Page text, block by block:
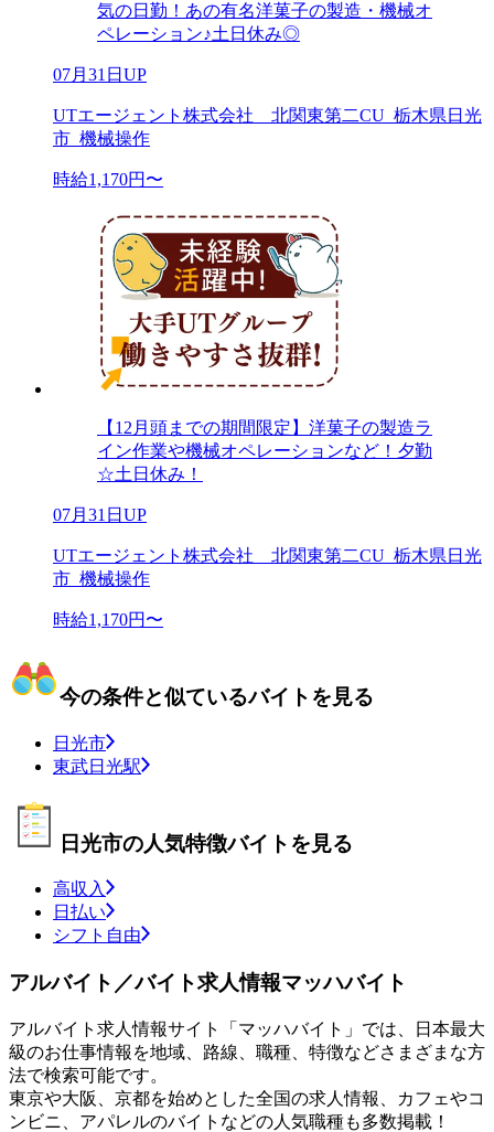
気の日勤！あの有名洋菓子の製造・機械オ
ペレーション♪土日休み◎
07月31日UP
UTエージェント株式会社 北関東第二CU_栃木県日光
市_機械操作
時給1,170円〜
【12月頭までの期間限定】洋菓子の製造ラ
イン作業や機械オペレーションなど！夕勤
☆土日休み！
07月31日UP
UTエージェント株式会社 北関東第二CU_栃木県日光
市_機械操作
時給1,170円〜
今の条件と似ているバイトを見る
日光市
東武日光駅
日光市の人気特徴バイトを見る
高収入
日払い
シフト自由
アルバイト／バイト求人情報マッハバイト
アルバイト求人情報サイト「マッハバイト」では、日本最大
級のお仕事情報を地域、路線、職種、特徴などさまざまな方
法で検索可能です。
東京や大阪、京都を始めとした全国の求人情報、カフェやコ
ンビニ、アパレルのバイトなどの人気職種も多数掲載！